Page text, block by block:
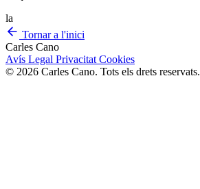
la
Tornar a l'inici
Carles Cano
Avís Legal Privacitat Cookies
© 2026 Carles Cano. Tots els drets reservats.